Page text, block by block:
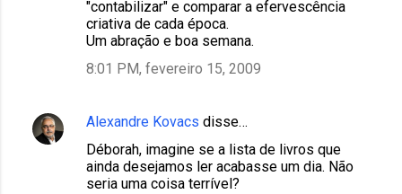
"contabilizar" e comparar a efervescência
criativa de cada época.
Um abração e boa semana.
8:01 PM, fevereiro 15, 2009
Alexandre Kovacs disse…
Déborah, imagine se a lista de livros que
ainda desejamos ler acabasse um dia. Não
seria uma coisa terrível?